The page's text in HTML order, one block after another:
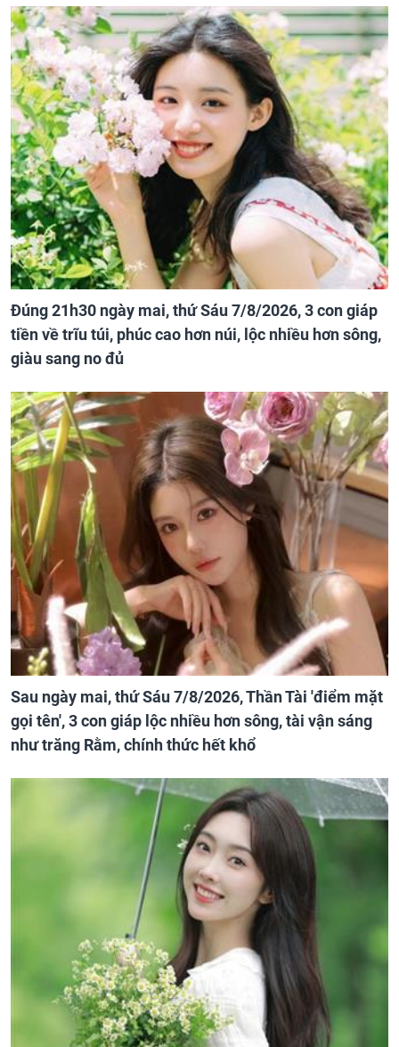
Đúng 21h30 ngày mai, thứ Sáu 7/8/2026, 3 con giáp
tiền về trĩu túi, phúc cao hơn núi, lộc nhiều hơn sông,
giàu sang no đủ
Sau ngày mai, thứ Sáu 7/8/2026, Thần Tài 'điểm mặt
gọi tên', 3 con giáp lộc nhiều hơn sông, tài vận sáng
như trăng Rằm, chính thức hết khổ